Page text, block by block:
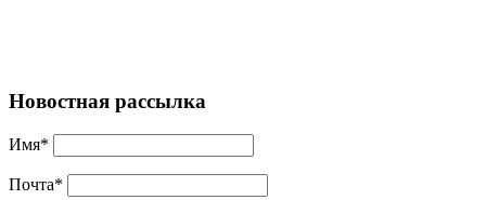
Новостная рассылка
Имя*
Почта*